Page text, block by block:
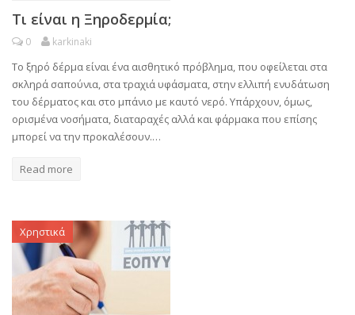
Τι είναι η Ξηροδερμία;
0 karkinaki
Το ξηρό δέρμα είναι ένα αισθητικό πρόβλημα, που οφείλεται στα
σκληρά σαπούνια, στα τραχιά υφάσματα, στην ελλιπή ενυδάτωση
του δέρματος και στο μπάνιο με καυτό νερό. Υπάρχουν, όμως,
ορισμένα νοσήματα, διαταραχές αλλά και φάρμακα που επίσης
μπορεί να την προκαλέσουν.…
Read more
Χρηστικά